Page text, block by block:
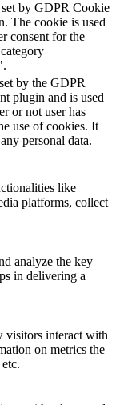
by GDPR Cookie
The cookie is used
consent for the
by the GDPR
plugin and is used
or not user has
use of cookies. It
personal data.
like
platforms, collect
analyze the key
in delivering a
visitors interact with
on metrics the